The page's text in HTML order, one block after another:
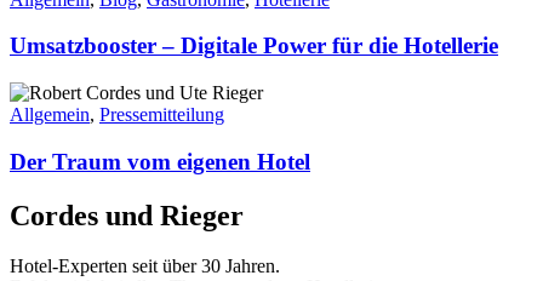
Umsatzbooster – Digitale Power für die Hotellerie
Allgemein, Pressemitteilung
Der Traum vom eigenen Hotel
Cordes und Rieger
Hotel-Experten seit über 30 Jahren.